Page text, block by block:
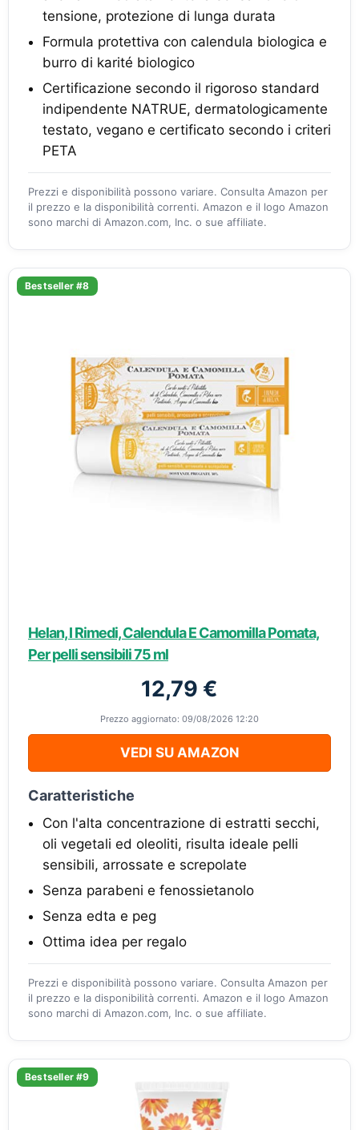
tensione, protezione di lunga durata
Formula protettiva con calendula biologica e
burro di karité biologico
Certificazione secondo il rigoroso standard
indipendente NATRUE, dermatologicamente
testato, vegano e certificato secondo i criteri
PETA
Prezzi e disponibilità possono variare. Consulta Amazon per
il prezzo e la disponibilità correnti. Amazon e il logo Amazon
sono marchi di Amazon.com, Inc. o sue affiliate.
Bestseller #8
Helan, I Rimedi, Calendula E Camomilla Pomata,
Per pelli sensibili 75 ml
12,79 €
Prezzo aggiornato: 09/08/2026 12:20
VEDI SU AMAZON
Caratteristiche
Con l'alta concentrazione di estratti secchi,
oli vegetali ed oleoliti, risulta ideale pelli
sensibili, arrossate e screpolate
Senza parabeni e fenossietanolo
Senza edta e peg
Ottima idea per regalo
Prezzi e disponibilità possono variare. Consulta Amazon per
il prezzo e la disponibilità correnti. Amazon e il logo Amazon
sono marchi di Amazon.com, Inc. o sue affiliate.
Bestseller #9